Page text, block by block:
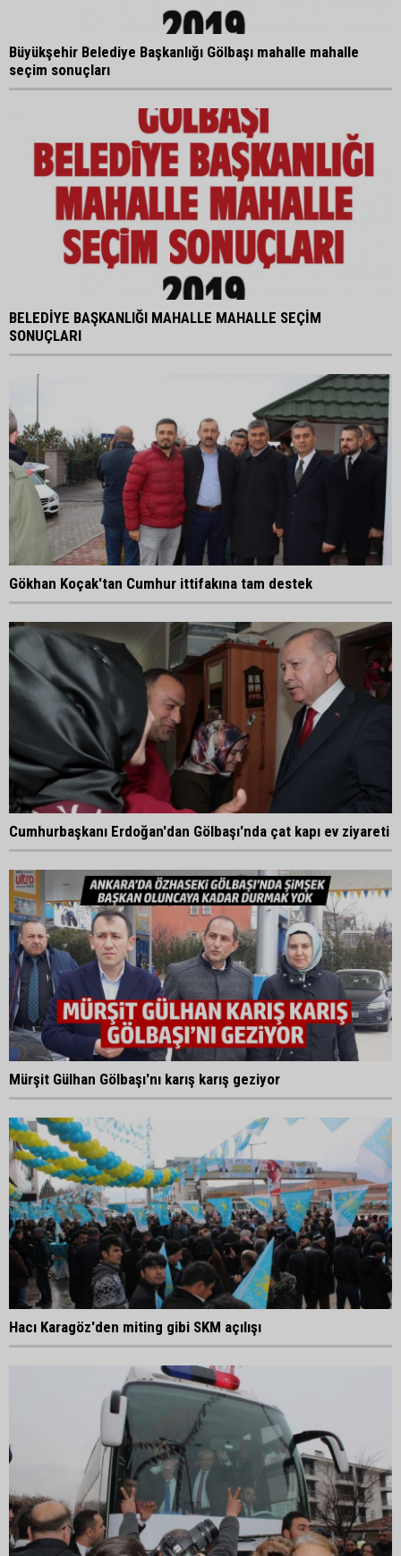
Büyükşehir Belediye Başkanlığı Gölbaşı mahalle mahalle
seçim sonuçları
BELEDİYE BAŞKANLIĞI MAHALLE MAHALLE SEÇİM
SONUÇLARI
Gökhan Koçak'tan Cumhur ittifakına tam destek
Cumhurbaşkanı Erdoğan'dan Gölbaşı'nda çat kapı ev ziyareti
Mürşit Gülhan Gölbaşı'nı karış karış geziyor
Hacı Karagöz'den miting gibi SKM açılışı